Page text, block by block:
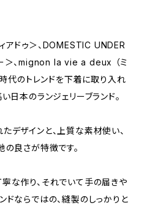
ドゥ＞、DOMESTIC UNDER
＞、mignon la vie a deux （ミ
時代のトレンドを下着に取り入れ
日本のランジェリーブランド。
デザインと、上質な素材使い、
の良さが特徴です。
な作り、それでいて手の届きや
ドならではの、縫製のしっかりと